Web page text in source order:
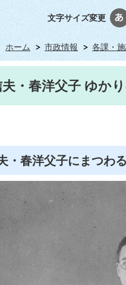
文字サイズ変更
ホーム 市政情報 各課・
・春洋父子 ゆか
・春洋父子にまつわ